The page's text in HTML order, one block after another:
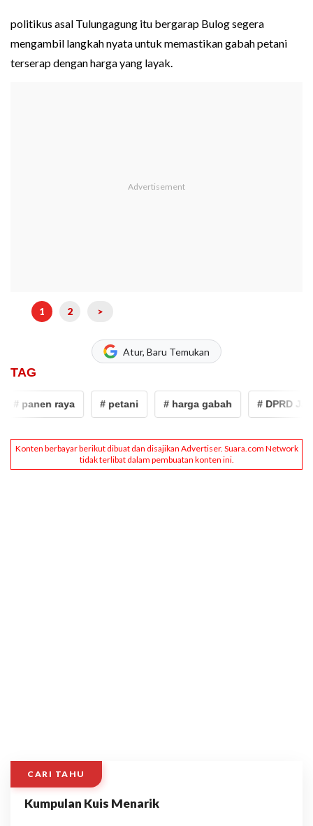
politikus asal Tulungagung itu bergarap Bulog segera
mengambil langkah nyata untuk memastikan gabah petani
terserap dengan harga yang layak.
1 2 >
Atur, Baru Temukan
TAG
# panen raya # petani # harga gabah # DPRD Jatim
CARI TAHU
Kumpulan Kuis Menarik